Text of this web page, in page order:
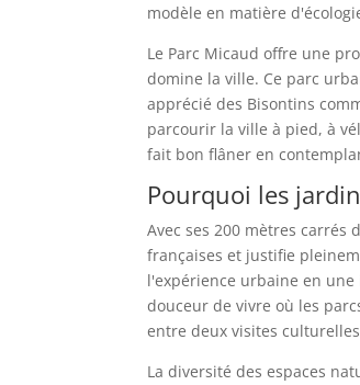
modèle en matière
Le Parc Micaud offre une
domine la ville. Ce parc
apprécié des Bisontins
parcourir la ville à pied, à
fait bon flâner en
Pourquoi les
Avec ses 200 mètres
françaises et justifie
l'expérience urbaine en
douceur de vivre où les
entre deux visites
La diversité des espaces